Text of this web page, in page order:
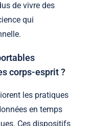
de vivre des
qui
corps-esprit ?
les pratiques
en temps
Ces dispositifs